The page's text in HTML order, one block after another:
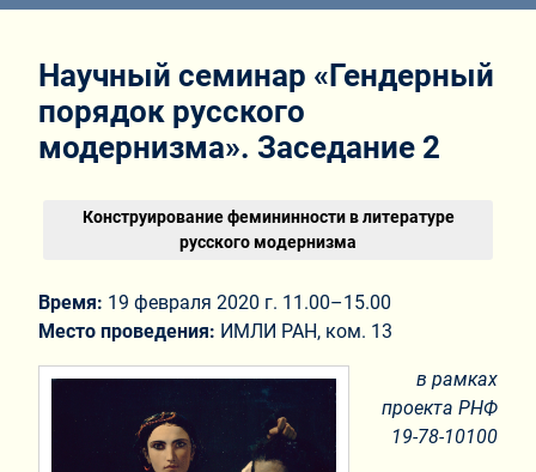
Научный семинар «Гендерный
порядок русского
модернизма». Заседание 2
Конструирование фемининности в литературе
русского модернизма
Время: 19 февраля 2020 г. 11.00–15.00
Место проведения: ИМЛИ РАН, ком. 13
в рамках
проекта РНФ
19-78-10100